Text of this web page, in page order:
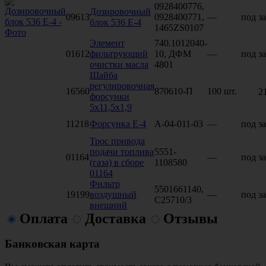
09613
Дозировочный
блок 536 Е-4
0928400776,
0928400771,
1465ZS0107
— под
01612
Элемент
фильтрующий
очистки масла
740.1012040-
10, ДФМ
4801
— под
16560
Шайба
регулировочная
форсунки
5х11,5х1,9
870610-П 100 шт.
11218Форсунка Е-4 А-04-011-03 — под
01164
Трос привода
подачи топлива
(газа) в сборе
01164
5551-
1108580
— под
19199
Фильтр
воздушный
внешний
5501661140,
C25710/3
— под
Оплата Доставка Отзывы
Банковская карта